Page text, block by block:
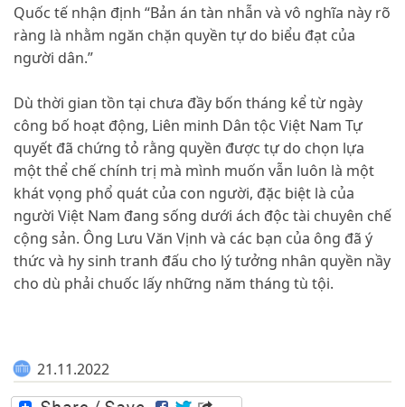
Quốc tế nhận định “Bản án tàn nhẫn và vô nghĩa này rõ
ràng là nhằm ngăn chặn quyền tự do biểu đạt của
người dân.”
Dù thời gian tồn tại chưa đầy bốn tháng kể từ ngày
công bố hoạt động, Liên minh Dân tộc Việt Nam Tự
quyết đã chứng tỏ rằng quyền được tự do chọn lựa
một thể chế chính trị mà mình muốn vẫn luôn là một
khát vọng phổ quát của con người, đặc biệt là của
người Việt Nam đang sống dưới ách độc tài chuyên chế
cộng sản. Ông Lưu Văn Vịnh và các bạn của ông đã ý
thức và hy sinh tranh đấu cho lý tưởng nhân quyền nầy
cho dù phải chuốc lấy những năm tháng tù tội.
21.11.2022